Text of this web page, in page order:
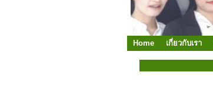
Home เกี่ยวกับเรา